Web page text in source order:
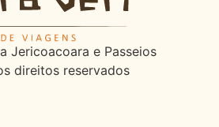
Jericoacoara e Passeios
direitos reservados